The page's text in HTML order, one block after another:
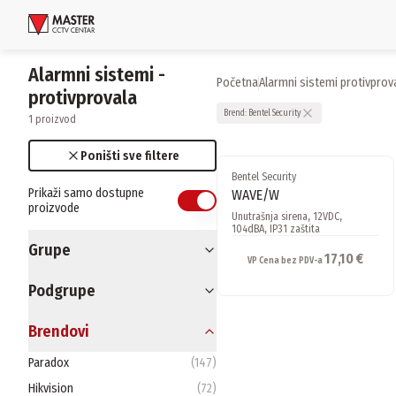
Proizvodi
Brendovi
Aktuelnosti
O nama
Zaposlenje
Kontakti
Alarmni sistemi -
protivprovala
1 proizvod
Poništi sve filtere
Prikaži samo dostupne
proizvode
Grupe
Podgrupe
Brendovi
Paradox (147)
Hikvision
(72)
Početna alarmni sistemi
Brend: Bentel Security
Bentel Security
WAVE/W
Unutrašnja sirena, 12VDC,
104dBA, IP31 zaštita
VP Cena bez PDV-a17,10 €